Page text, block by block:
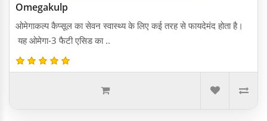
Omegakulp
ओमेगाकल्प कैप्सूल का सेवन स्वास्थ्य के लिए कई तरह से फायदेमंद होता है।
यह ओमेगा-3 फैटी एसिड का ..